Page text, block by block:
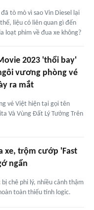
tò mò vì sao Vin Diesel lại
liệu có liên quan gì đến
loạt phim về đua xe không?
2023 'thổi bay'
vương phòng vé
ra mắt
vé Việt hiện tại gọi tên
Và Vùng Đất Lý Tưởng Trên
xe, trộm cướp 'Fast
ngẩn
chê phi lý, nhiều cảnh thậm
toàn thiếu tính logic.